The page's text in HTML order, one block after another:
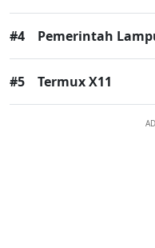
#4 Pemerintah
#5 Termux X11